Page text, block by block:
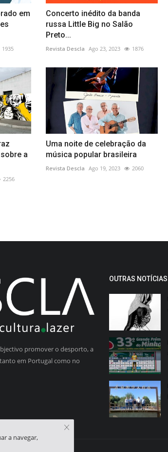
em
1935
Concerto inédito da banda
russa Little Big no Salão
Preto...
Revista Descla Ago 23, 2023 1876
a
2256
Uma noite de celebração da
música popular brasileira
Revista Descla Ago 19, 2023 2060
promover o desporto, a
em Portugal como no
OUTRAS NOTÍCIAS
a navegar,